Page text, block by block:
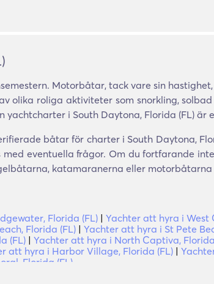
Motorbåtar, tack vare sin
olika roliga aktiviteter som snorkling,
yachtcharter i South Daytona, Florida (FL)
båtar för charter i South Daytona,
eventuella frågor. Om du fortfarande
katamaranerna eller motorbåtarna
Florida (FL) | Yachter att hyra i West
Florida (FL) | Yachter att hyra i St Pete
(FL) | Yachter att hyra i North Captiva,
att hyra i Harbor Village, Florida (FL) |
Florida (FL)